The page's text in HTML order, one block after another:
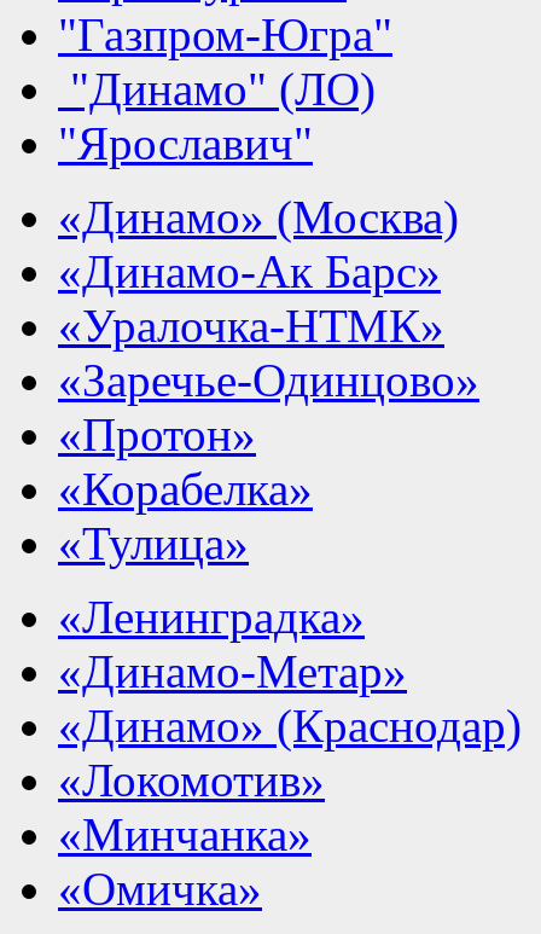
"Газпром-Югра"
"Динамо" (ЛО)
"Ярославич"
«Динамо» (Москва)
«Динамо-Ак Барс»
«Уралочка-НТМК»
«Заречье-Одинцово»
«Протон»
«Корабелка»
«Тулица»
«Ленинградка»
«Динамо-Метар»
«Динамо» (Краснодар)
«Локомотив»
«Минчанка»
«Омичка»